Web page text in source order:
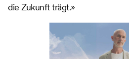
die Zukunft trägt.»